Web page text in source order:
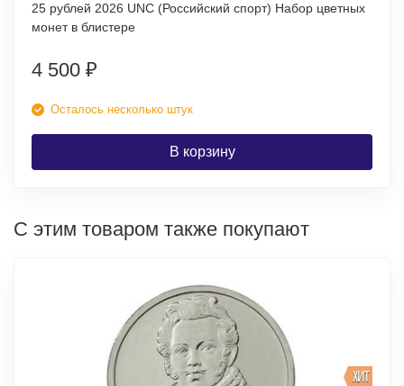
25 рублей 2026 UNC (Российский спорт) Набор цветных
монет в блистере
4 500 ₽
Осталось несколько штук
В корзину
С этим товаром также покупают
ХИТ